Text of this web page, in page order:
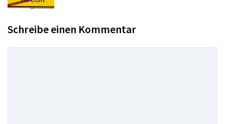
Schreibe einen Kommentar